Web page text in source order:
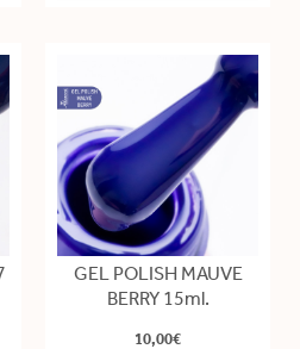
GEL POLISH MAUVE
BERRY 15ml.
10,00€